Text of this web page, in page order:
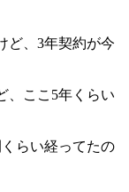
ど、3年契約が今
、ここ5年くらい
らい経ってたの